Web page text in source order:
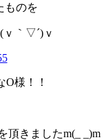
ものを
ｖ｀▽´)ｖ
O様！！
頂きましたm(_ _)m